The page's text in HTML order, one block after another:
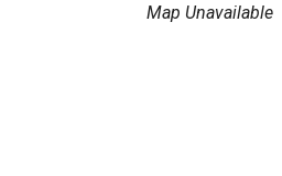
Map Unavailable